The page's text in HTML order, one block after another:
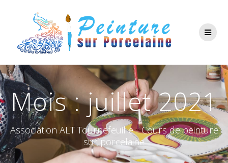
contenu
Mois :juillet 2021
Association ALT Tournefeuille - Cours de peinture
sur porcelaine